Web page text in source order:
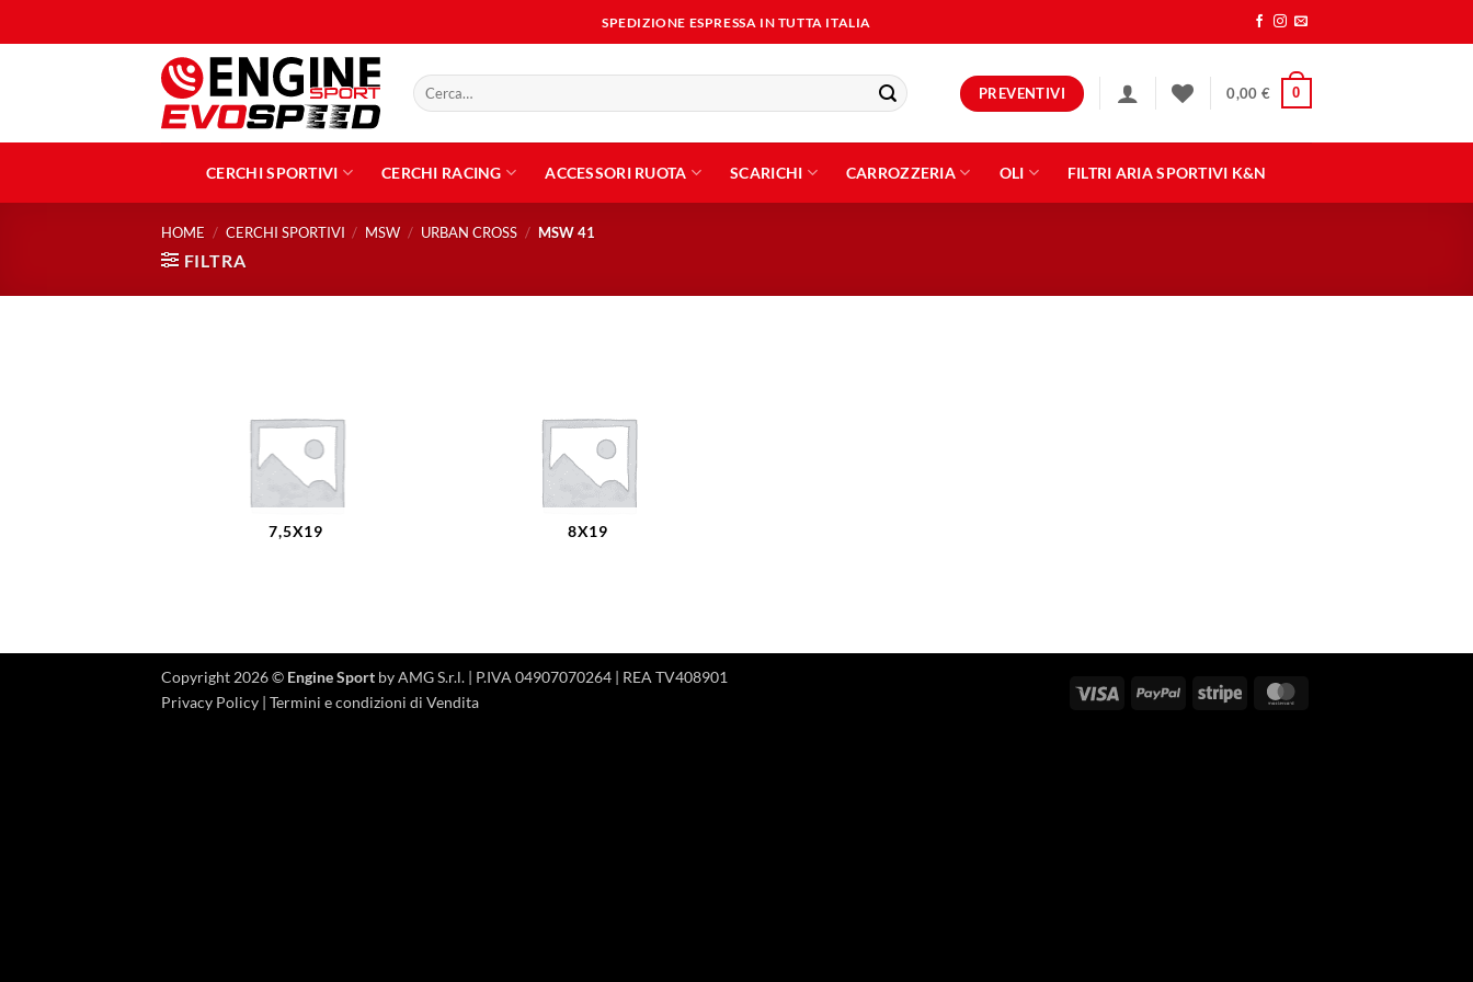
ai
SPEDIZIONE ESPRESSA IN TUTTA ITALIA
Cerca: PREVENTIVI 0,00 € 0
CERCHI SPORTIVI CERCHI RACING ACCESSORI RUOTA SCARICHI CARROZZERIA OLI FILTRI ARIA SPORTIVI K&N
HOME / CERCHI SPORTIVI / MSW / URBAN CROSS / MSW 41
FILTRA
7,5X19 8X19
Visa PayPal Stripe
Copyright 2026 © Engine Sport by AMG S.r.l. | P.IVA 04907070264 | REA TV408901
Privacy Policy | Termini e condizioni di Vendita